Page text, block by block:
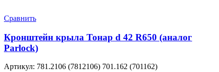
Сравнить
Кронштейн крыла Тонар d 42 R650 (аналог
Parlock)
Артикул: 781.2106 (7812106) 701.162 (701162)